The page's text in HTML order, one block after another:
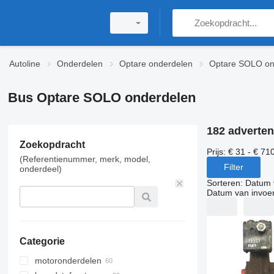
Autoline Onderdelen Optare onderdelen Optare SOLO
Bus Optare SOLO onderdelen
Zoekopdracht
(Referentienummer, merk, model,
onderdeel)
Categorie
motoronderdelen
182
Prijs: € 31 - €
Filter
Sorteren: Datum
Datum van